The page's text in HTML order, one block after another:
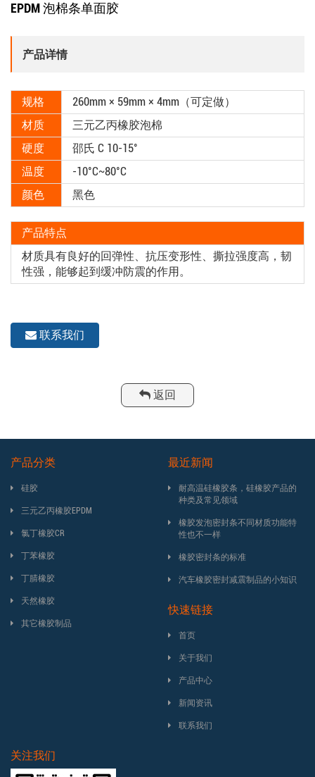
EPDM 泡棉条单面胶
产品详情
规格
260mm × 59mm × 4mm（可定做）
材质
三元乙丙橡胶泡棉
硬度
邵氏 C 10-15°
温度
-10°C~80°C
颜色
黑色
产品特点
材质具有良好的回弹性、抗压变形性、撕拉强度高，韧
性强，能够起到缓冲防震的作用。
联系我们
返回
产品分类
硅胶
三元乙丙橡胶EPDM
氯丁橡胶CR
丁苯橡胶
丁腈橡胶
天然橡胶
其它橡胶制品
最近新闻
耐高温硅橡胶条，硅橡胶产品的
种类及常见领域
橡胶发泡密封条不同材质功能特
性也不一样
橡胶密封条的标准
汽车橡胶密封减震制品的小知识
快速链接
首页
关于我们
产品中心
新闻资讯
联系我们
关注我们